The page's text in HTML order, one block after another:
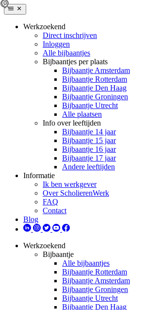
Werkzoekend
Direct inschrijven
Inloggen
Alle bijbaantjes
Bijbaantjes per plaats
Bijbaantje Amsterdam
Bijbaantje Rotterdam
Bijbaantje Den Haag
Bijbaantje Groningen
Bijbaantje Utrecht
Alle plaatsen
Info over leeftijden
Bijbaantje 14 jaar
Bijbaantje 15 jaar
Bijbaantje 16 jaar
Bijbaantje 17 jaar
Andere leeftijden
Informatie
Ik ben werkgever
Over ScholierenWerk
FAQ
Contact
Blog
Werkzoekend
Bijbaantje
Alle bijbaantjes
Bijbaantje Rotterdam
Bijbaantje Amsterdam
Bijbaantje Groningen
Bijbaantje Utrecht
Bijbaantje Den Haag